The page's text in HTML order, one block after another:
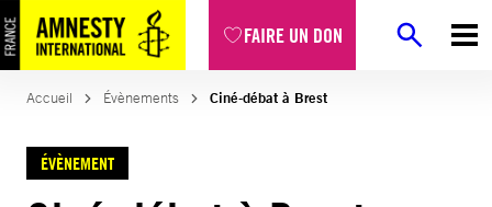
FAIRE UN DON
Accueil Évènements Ciné-débat à Brest
ÉVÈNEMENT